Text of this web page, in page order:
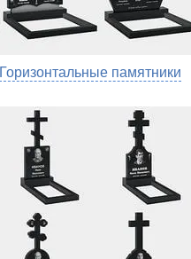
Горизонтальные памятники